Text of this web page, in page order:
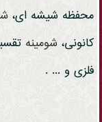
محفظه شیشه ای،
کانونی، شومینه
فلزی و ... .